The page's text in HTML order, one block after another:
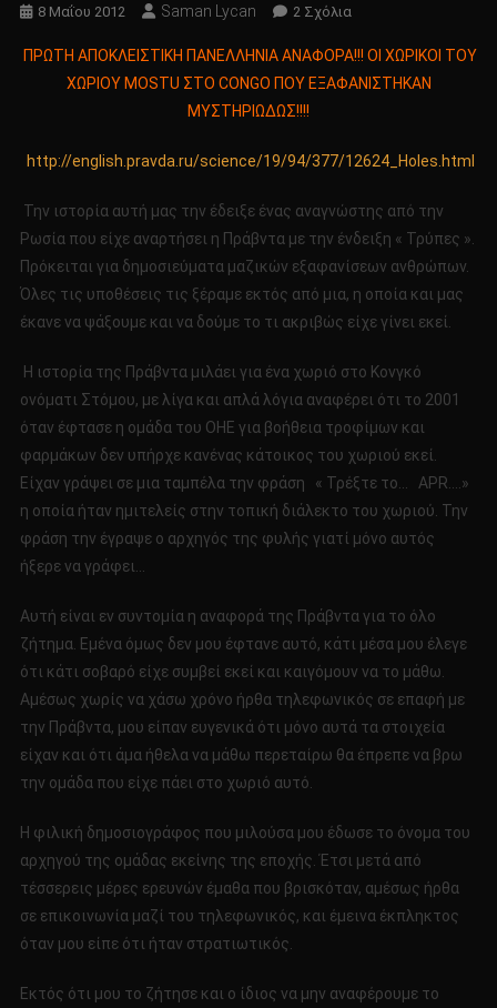
8 Μαΐου 2012 Saman Lycan 2 ΣχόλιαΣτο
ΑΠΟΚΛΕΙΣΤΙΚΗ
ΠΑΝΕΛΛΗΝΙΑ
ΧΩΡΙΚΟΙ
ΧΩΡΙΟΥ
MOSTU
ΣΤΟ
CONGO
ΠΟΥ
ΜΥΣΤΗΡΙΩΔΩΣ!!!!
ΠΡΩΤΗ ΑΠΟΚΛΕΙΣΤΙΚΗ ΠΑΝΕΛΛΗΝΙΑ ΑΝΑΦΟΡΑ!!! ΟΙ ΧΩΡΙΚΟΙ ΤΟΥ
ΧΩΡΙΟΥ MOSTU ΣΤΟ CONGO ΠΟΥ ΕΞΑΦΑΝΙΣΤΗΚΑΝ
ΜΥΣΤΗΡΙΩΔΩΣ!!!!
http://english.pravda.ru/science/19/94/377/12624_Holes.html
Την ιστορία αυτή μας την έδειξε ένας αναγνώστης από την
Ρωσία που είχε αναρτήσει η Πράβντα με την ένδειξη « Τρύπες ».
Πρόκειται για δημοσιεύματα μαζικών εξαφανίσεων ανθρώπων.
Όλες τις υποθέσεις τις ξέραμε εκτός από μια, η οποία και μας
έκανε να ψάξουμε και να δούμε το τι ακριβώς είχε γίνει εκεί.
Η ιστορία της Πράβντα μιλάει για ένα χωριό στο Κονγκό
ονόματι Στόμου, με λίγα και απλά λόγια αναφέρει ότι το 2001
όταν έφτασε η ομάδα του ΟΗΕ για βοήθεια τροφίμων και
φαρμάκων δεν υπήρχε κανένας κάτοικος του χωριού εκεί.
Είχαν γράψει σε μια ταμπέλα την φράση « Τρέξτε το… APR….»
η οποία ήταν ημιτελείς στην τοπική διάλεκτο του χωριού. Την
φράση την έγραψε ο αρχηγός της φυλής γιατί μόνο αυτός
ήξερε να γράφει…
Αυτή είναι εν συντομία η αναφορά της Πράβντα για το όλο
ζήτημα. Εμένα όμως δεν μου έφτανε αυτό, κάτι μέσα μου έλεγε
ότι κάτι σοβαρό είχε συμβεί εκεί και καιγόμουν να το μάθω.
Αμέσως χωρίς να χάσω χρόνο ήρθα τηλεφωνικός σε επαφή με
την Πράβντα, μου είπαν ευγενικά ότι μόνο αυτά τα στοιχεία
είχαν και ότι άμα ήθελα να μάθω περεταίρω θα έπρεπε να βρω
την ομάδα που είχε πάει στο χωριό αυτό.
Η φιλική δημοσιογράφος που μιλούσα μου έδωσε το όνομα του
αρχηγού της ομάδας εκείνης της εποχής. Έτσι μετά από
τέσσερεις μέρες ερευνών έμαθα που βρισκόταν, αμέσως ήρθα
σε επικοινωνία μαζί του τηλεφωνικός, και έμεινα έκπληκτος
όταν μου είπε ότι ήταν στρατιωτικός.
Εκτός ότι μου το ζήτησε και ο ίδιος να μην αναφέρουμε το